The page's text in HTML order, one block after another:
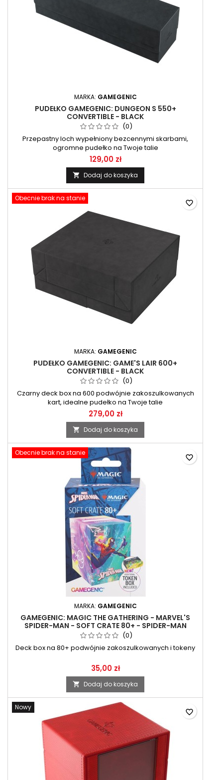
MARKA: GAMEGENIC
PUDEŁKO GAMEGENIC: DUNGEON S 550+
CONVERTIBLE - BLACK
(0)
Przepastny loch wypełniony bezcennymi skarbami,
ogromne pudełko na Twoje talie
129,00 zł
 Dodaj do koszyka
Obecnie brak na stanie
MARKA: GAMEGENIC
PUDEŁKO GAMEGENIC: GAME'S LAIR 600+
CONVERTIBLE - BLACK
(0)
Czarny deck box na 600 podwójnie zakoszulkowanych
kart, idealne pudełko na Twoje talie
279,00 zł
 Dodaj do koszyka
favorite_border
Obecnie brak na stanie
MARKA: GAMEGENIC
GAMEGENIC: MAGIC THE GATHERING - MARVEL'S
SPIDER-MAN - SOFT CRATE 80+ - SPIDER-MAN
(0)
Deck box na 80+ podwójnie zakoszulkowanych i tokeny
35,00 zł
 Dodaj do koszyka
favorite_border
Nowy
favorite_border